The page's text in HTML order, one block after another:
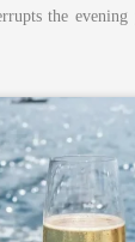
the evening